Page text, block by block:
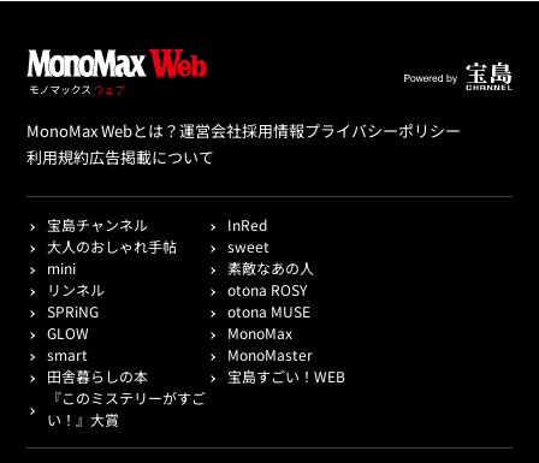
MonoMax Webとは？運営会社採用情報プライバシーポリシー
利用規約広告掲載について
宝島チャンネル
InRed
大人のおしゃれ手帖
sweet
mini
素敵なあの人
リンネル
otona ROSY
SPRiNG
otona MUSE
GLOW
MonoMax
smart
MonoMaster
田舎暮らしの本
宝島すごい！WEB
『このミステリーがすご
い！』大賞